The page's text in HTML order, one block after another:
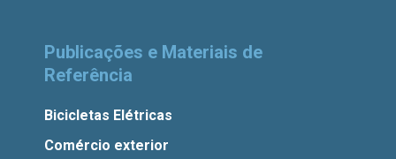
Publicações e Materiais de
Referência
Bicicletas Elétricas
Comércio exterior